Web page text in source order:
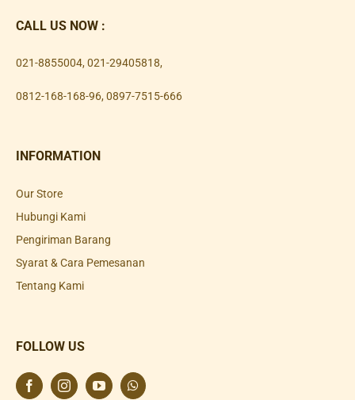
CALL US NOW :
021-8855004, 021-29405818,
0812-168-168-96, 0897-7515-666
INFORMATION
Our Store
Hubungi Kami
Pengiriman Barang
Syarat & Cara Pemesanan
Tentang Kami
FOLLOW US